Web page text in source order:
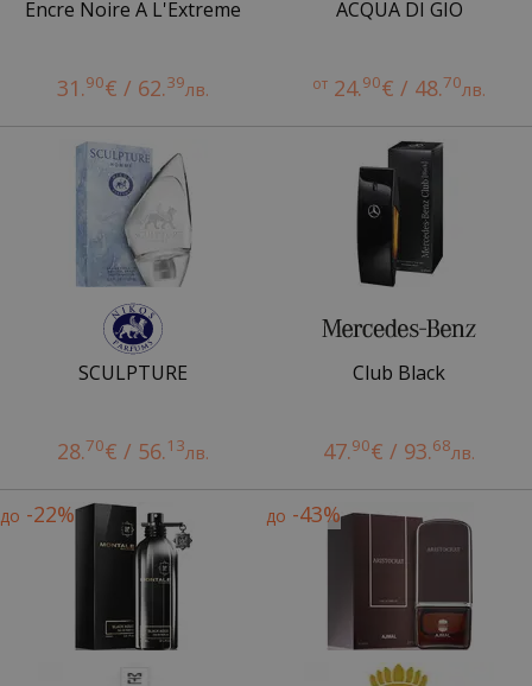
Encre Noire A L'Extreme
31.90€ / 62.39лв.
ACQUA DI GIO
от 24.90€ / 48.70лв.
SCULPTURE
28.70€ / 56.13лв.
Club Black
47.90€ / 93.68лв.
до -22% до -43%